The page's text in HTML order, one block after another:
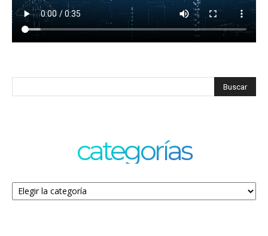
categorías
Categorías